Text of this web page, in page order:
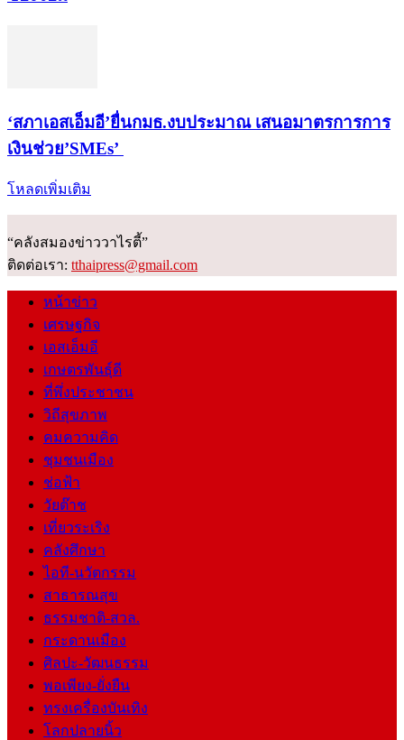
‘สภาเอสเอ็มอี’ยื่นกมธ.งบประมาณ เสนอมาตรการการ
เงินช่วย’SMEs’
โหลดเพิ่มเติม
“คลังสมองข่าววาไรตี้”
ติดต่อเรา: tthaipress@gmail.com
หน้าข่าว
เศรษฐกิจ
เอสเอ็มอี
เกษตรพันธุ์ดี
ที่พึ่งประชาชน
วิถีสุขภาพ
คมความคิด
ชุมชนเมือง
ช่อฟ้า
วัยต๊าช
เที่ยวระเริง
คลังศึกษา
ไอที-นวัตกรรม
สาธารณสุข
ธรรมชาติ-สวล.
กระดานเมือง
ศิลปะ-วัฒนธรรม
พอเพียง-ยั่งยืน
ทรงเครื่องบันเทิง
โลกปลายนิ้ว